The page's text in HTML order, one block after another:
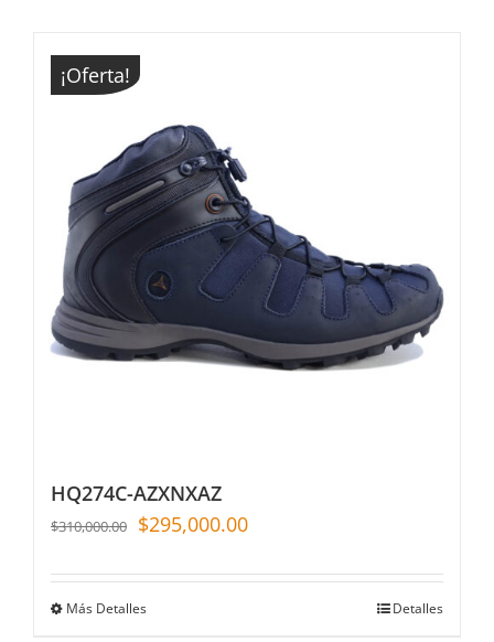
¡Oferta!
HQ274C-AZXNXAZ
$310,000.00 $295,000.00
Más Detalles Detalles